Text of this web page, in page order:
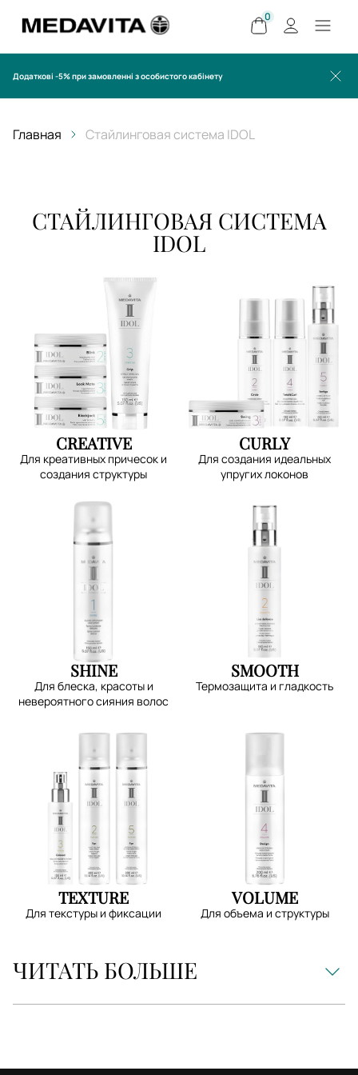
0
Додаткові -5% при замовленні з особистого кабінету
Главная Стайлинговая система IDOL
СТАЙЛИНГОВАЯ СИСТЕМА
IDOL
CREATIVE
Для креативных причесок и
создания структуры
CURLY
Для создания идеальных
упругих локонов
SHINE
Для блеска, красоты и
невероятного сияния волос
SMOOTH
Термозащита и гладкость
TEXTURE
Для текстуры и фиксации
VOLUME
Для объема и структуры
ЧИТАТЬ БОЛЬШЕ